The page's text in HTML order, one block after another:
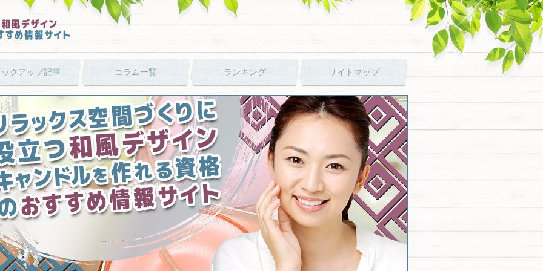
クアップ記事 コラム一覧 ランキング サイトマップ